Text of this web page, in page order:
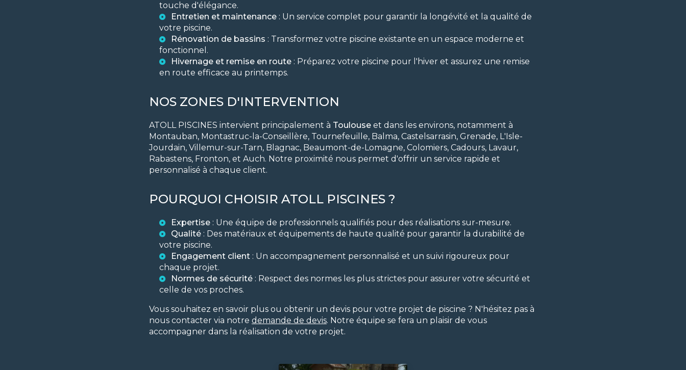
touche d'élégance.
Entretien et maintenance : Un service complet pour garantir la longévité et la qualité de
votre piscine.
Rénovation de bassins : Transformez votre piscine existante en un espace moderne et
fonctionnel.
Hivernage et remise en route : Préparez votre piscine pour l'hiver et assurez une remise
en route efficace au printemps.
NOS ZONES D'INTERVENTION
ATOLL PISCINES intervient principalement à Toulouse et dans les environs, notamment à
Montauban, Montastruc-la-Conseillère, Tournefeuille, Balma, Castelsarrasin, Grenade, L'Isle-
Jourdain, Villemur-sur-Tarn, Blagnac, Beaumont-de-Lomagne, Colomiers, Cadours, Lavaur,
Rabastens, Fronton, et Auch. Notre proximité nous permet d'offrir un service rapide et
personnalisé à chaque client.
POURQUOI CHOISIR ATOLL PISCINES ?
Expertise : Une équipe de professionnels qualifiés pour des réalisations sur-mesure.
Qualité : Des matériaux et équipements de haute qualité pour garantir la durabilité de
votre piscine.
Engagement client : Un accompagnement personnalisé et un suivi rigoureux pour
chaque projet.
Normes de sécurité : Respect des normes les plus strictes pour assurer votre sécurité et
celle de vos proches.
Vous souhaitez en savoir plus ou obtenir un devis pour votre projet de piscine ? N'hésitez pas à
nous contacter via notre demande de devis. Notre équipe se fera un plaisir de vous
accompagner dans la réalisation de votre projet.